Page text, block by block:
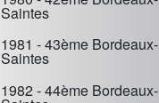
Saintes
1981 - 43ème Bordeaux-
Saintes
1982 - 44ème Bordeaux-